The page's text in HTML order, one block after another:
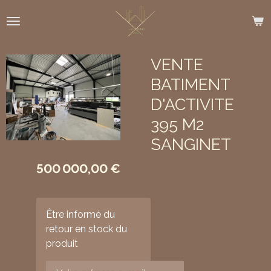
au
principal
VENTE
BATIMENT
D'ACTIVITE
395 M2
SANGINET
500 000,00 €
Être informé du
retour en stock du
produit